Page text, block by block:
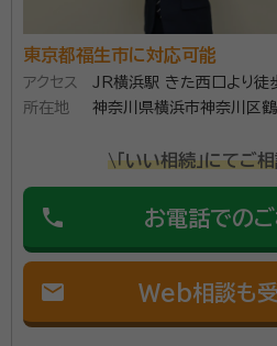
東京都福生市に対応可能
アクセス
JR横浜駅 きた西口より徒
所在地
神奈川県横浜市神奈川区
\「いい相続」にてご
phone お電話での
mail Web相談も